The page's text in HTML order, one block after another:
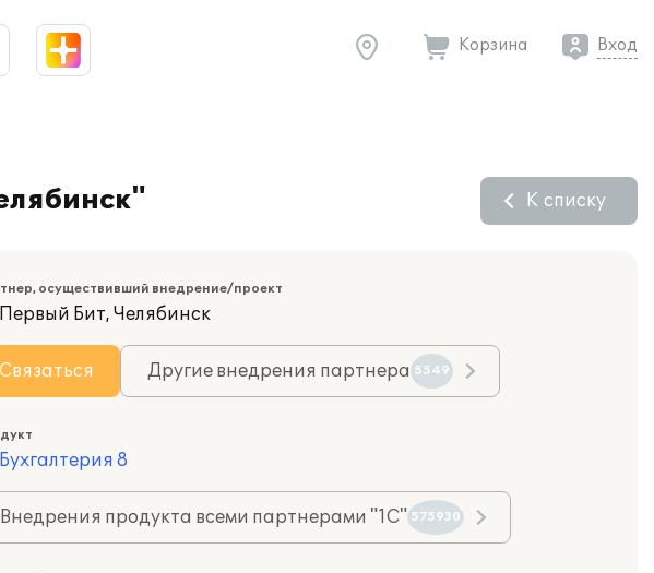
Корзина Вход
К списку
осуществивший внедрение/проект
Бит, Челябинск
Связаться Другие внедрения партнера 5549
8
Внедрения продукта всеми партнерами "1С" 575930